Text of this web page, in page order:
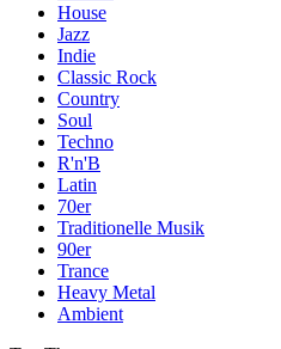
House
Jazz
Indie
Classic Rock
Country
Soul
Techno
R'n'B
Latin
70er
Traditionelle Musik
90er
Trance
Heavy Metal
Ambient